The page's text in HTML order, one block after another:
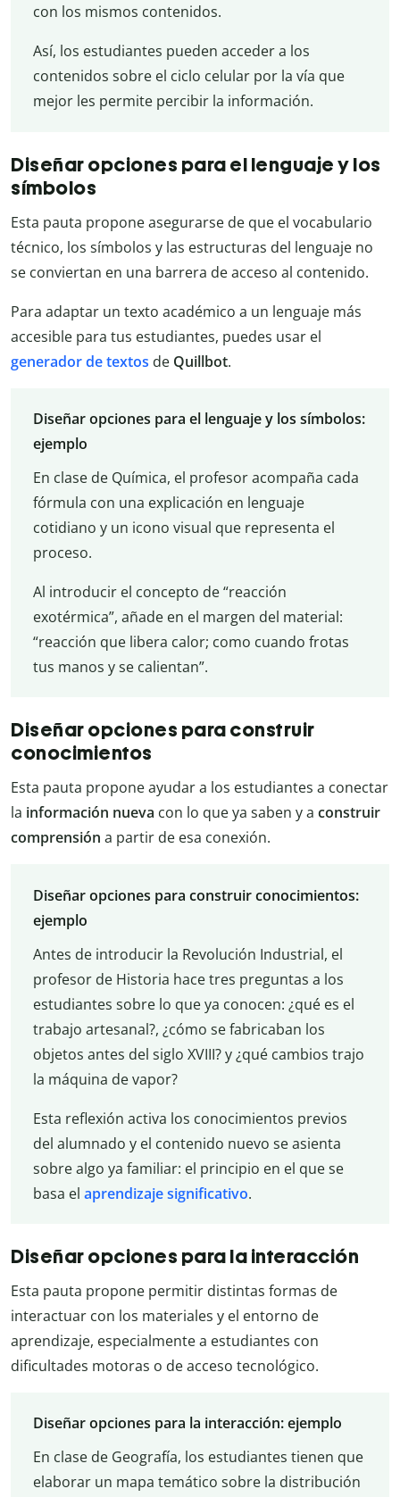
con los mismos contenidos.
Así, los estudiantes pueden acceder a los
contenidos sobre el ciclo celular por la vía que
mejor les permite percibir la información.
Diseñar opciones para el lenguaje y los
símbolos
Esta pauta propone asegurarse de que el vocabulario
técnico, los símbolos y las estructuras del lenguaje no
se conviertan en una barrera de acceso al contenido.
Para adaptar un texto académico a un lenguaje más
accesible para tus estudiantes, puedes usar el
generador de textos de Quillbot.
Diseñar opciones para el lenguaje y los símbolos:
ejemplo
En clase de Química, el profesor acompaña cada
fórmula con una explicación en lenguaje
cotidiano y un icono visual que representa el
proceso.
Al introducir el concepto de “reacción
exotérmica”, añade en el margen del material:
“reacción que libera calor; como cuando frotas
tus manos y se calientan”.
Diseñar opciones para construir
conocimientos
Esta pauta propone ayudar a los estudiantes a conectar
la información nueva con lo que ya saben y a construir
comprensión a partir de esa conexión.
Diseñar opciones para construir conocimientos:
ejemplo
Antes de introducir la Revolución Industrial, el
profesor de Historia hace tres preguntas a los
estudiantes sobre lo que ya conocen: ¿qué es el
trabajo artesanal?, ¿cómo se fabricaban los
objetos antes del siglo XVIII? y ¿qué cambios trajo
la máquina de vapor?
Esta reflexión activa los conocimientos previos
del alumnado y el contenido nuevo se asienta
sobre algo ya familiar: el principio en el que se
basa el aprendizaje significativo.
Diseñar opciones para la interacción
Esta pauta propone permitir distintas formas de
interactuar con los materiales y el entorno de
aprendizaje, especialmente a estudiantes con
dificultades motoras o de acceso tecnológico.
Diseñar opciones para la interacción: ejemplo
En clase de Geografía, los estudiantes tienen que
elaborar un mapa temático sobre la distribución